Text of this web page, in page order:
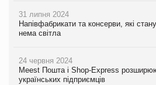
31 липня 2024
Напівфабрикати та консерви, які
нема світла
24 червня 2024
Meest Пошта і Shop-Express
українських підприємців